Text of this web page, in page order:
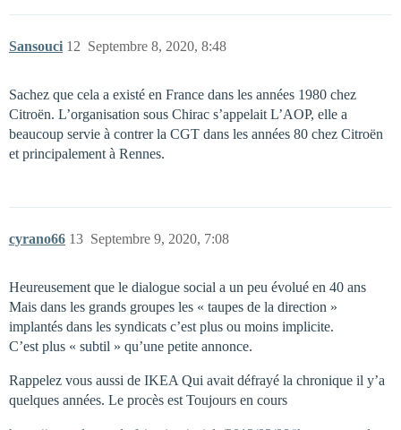
Sansouci Septembre 8, 2020, 8:48
12
Sachez que cela a existé en France dans les années 1980 chez
Citroën. L’organisation sous Chirac s’appelait L’AOP, elle a
beaucoup servie à contrer la CGT dans les années 80 chez Citroën
et principalement à Rennes.
cyrano66 Septembre 9, 2020, 7:08
13
Heureusement que le dialogue social a un peu évolué en 40 ans
Mais dans les grands groupes les « taupes de la direction »
implantés dans les syndicats c’est plus ou moins implicite.
C’est plus « subtil » qu’une petite annonce.
Rappelez vous aussi de IKEA Qui avait défrayé la chronique il y’a
quelques années. Le procès est Toujours en cours